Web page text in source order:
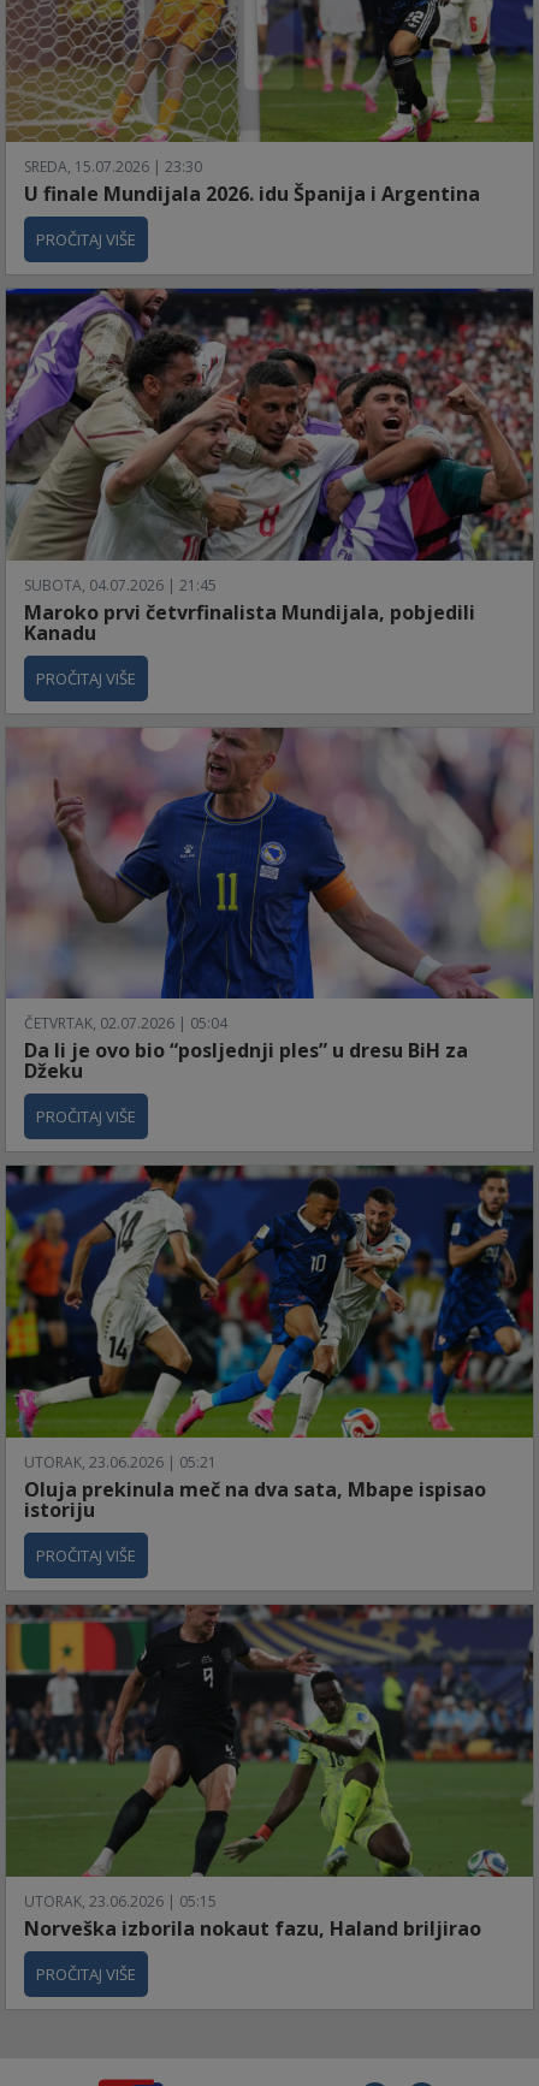
SREDA, 15.07.2026 | 23:30
U finale Mundijala 2026. idu Španija i Argentina
PROČITAJ VIŠE
SUBOTA, 04.07.2026 | 21:45
Maroko prvi četvrfinalista Mundijala, pobjedili
Kanadu
PROČITAJ VIŠE
ČETVRTAK, 02.07.2026 | 05:04
Da li je ovo bio “posljednji ples” u dresu BiH za
Džeku
PROČITAJ VIŠE
UTORAK, 23.06.2026 | 05:21
Oluja prekinula meč na dva sata, Mbape ispisao
istoriju
PROČITAJ VIŠE
UTORAK, 23.06.2026 | 05:15
Norveška izborila nokaut fazu, Haland briljirao
PROČITAJ VIŠE